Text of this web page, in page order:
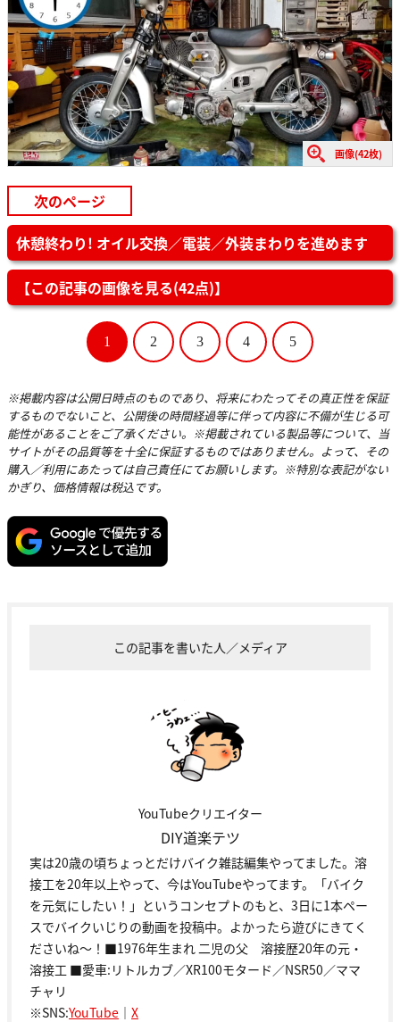
画像(42枚)
次のページ
休憩終わり! オイル交換／電装／外装まわりを進めます
【この記事の画像を見る(42点)】
1 2 3 4 5
※掲載内容は公開日時点のものであり、将来にわたってその真正性を保証
するものでないこと、公開後の時間経過等に伴って内容に不備が生じる可
能性があることをご了承ください。※掲載されている製品等について、当
サイトがその品質等を十全に保証するものではありません。よって、その
購入／利用にあたっては自己責任にてお願いします。※特別な表記がない
かぎり、価格情報は税込です。
この記事を書いた人／メディア
YouTubeクリエイター
DIY道楽テツ
実は20歳の頃ちょっとだけバイク雑誌編集やってました。溶
接工を20年以上やって、今はYouTubeやってます。「バイク
を元気にしたい！」というコンセプトのもと、3日に1本ペー
スでバイクいじりの動画を投稿中。よかったら遊びにきてく
ださいね～！■1976年生まれ 二児の父 溶接歴20年の元・
溶接工 ■愛車:リトルカブ／XR100モタード／NSR50／ママ
チャリ
※SNS:YouTube ｜ X